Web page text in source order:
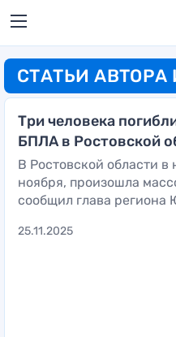
СТАТЬИ АВТОРА
Три человека
БПЛА в Ростовской
В Ростовской области в
ноября, произошла
сообщил глава региона
25.11.2025